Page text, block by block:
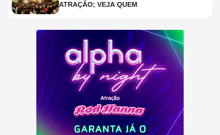
ATRAÇÃO; VEJA QUEM